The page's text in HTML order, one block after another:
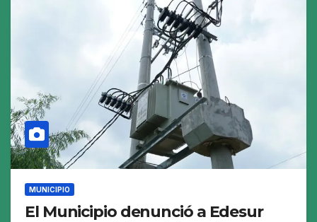
MUNICIPIO
El Municipio denunció a Edesur